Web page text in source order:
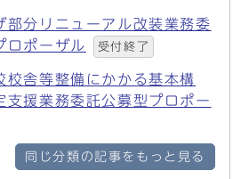
部分リニューアル改装業務委
ロポーザル
受付終了
校舎等整備にかかる基本構
支援業務委託公募型プロポー
同じ分類の記事をもっと見る